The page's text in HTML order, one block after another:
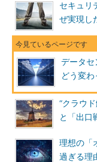
セキュリ
ぜ実現し
データセ
どう変わ
“クラウ
と「出口
理想の「
過ぎる理